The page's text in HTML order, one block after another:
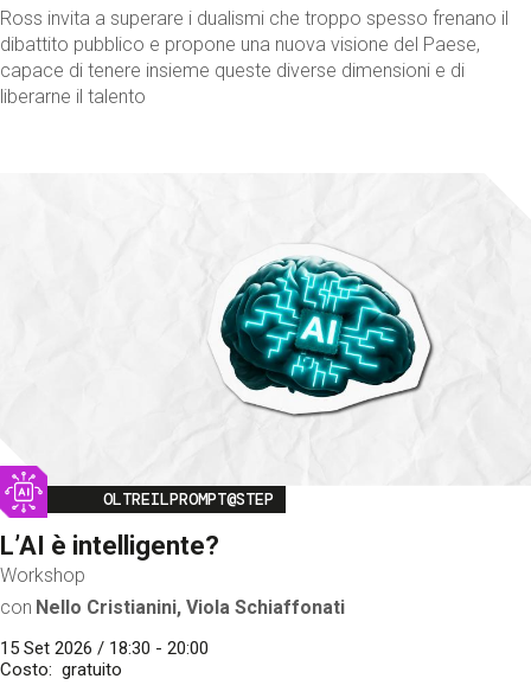
Ross invita a superare i dualismi che troppo spesso frenano il
dibattito pubblico e propone una nuova visione del Paese,
capace di tenere insieme queste diverse dimensioni e di
liberarne il talento
Image
OLTREILPROMPT@STEP
L’AI è intelligente?
Workshop
con Nello Cristianini, Viola Schiaffonati
15 Set 2026 / 18:30 - 20:00
Costo
gratuito